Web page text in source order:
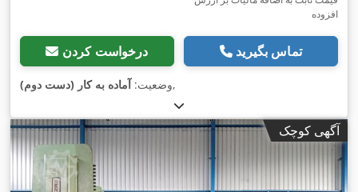
افزوده
درخواست کردن تماس بگیرید
وضعیت: آماده به کار (دست دوم) ,
آگهی کوچک